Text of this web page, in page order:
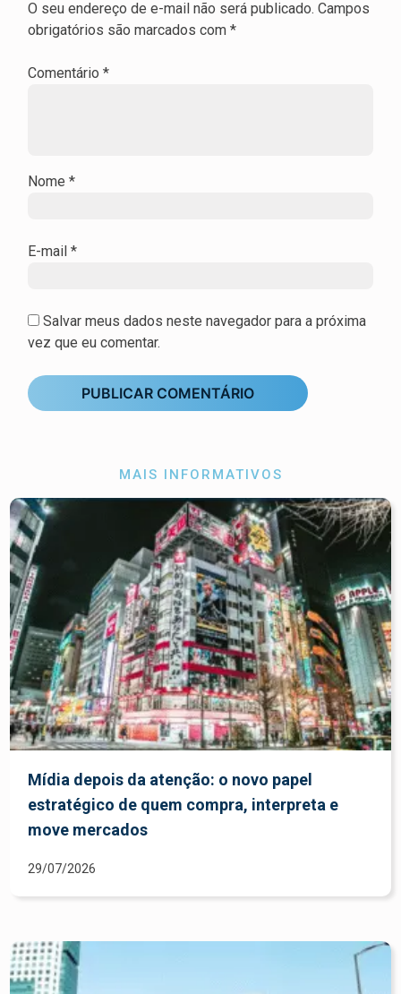
O seu endereço de e-mail não será publicado. Campos
obrigatórios são marcados com*
Comentário*
Nome*
E-mail*
Salvar meus dados neste navegador para a próxima
vez que eu comentar.
MAIS INFORMATIVOS
Mídia depois da atenção: o novo papel
estratégico de quem compra, interpreta e
move mercados
29/07/2026